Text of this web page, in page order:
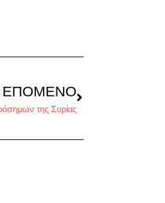
ΕΠΌΜΕΝΟ
της Συρίας